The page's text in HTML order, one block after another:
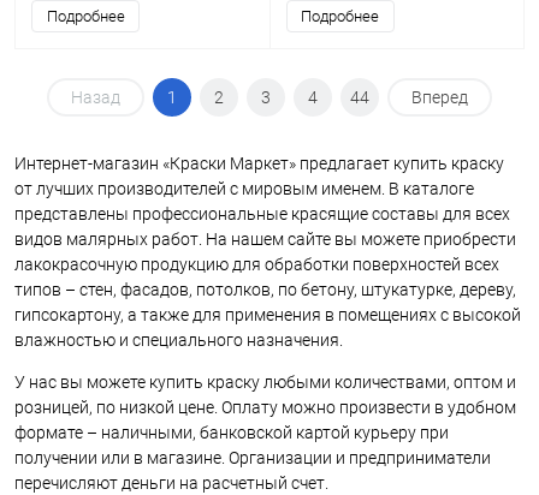
Подробнее Подробнее
Назад 1 2 3 4 44 Вперед
Интернет-магазин «Краски Маркет» предлагает купить краску
от лучших производителей с мировым именем. В каталоге
представлены профессиональные красящие составы для всех
видов малярных работ. На нашем сайте вы можете приобрести
лакокрасочную продукцию для обработки поверхностей всех
типов – стен, фасадов, потолков, по бетону, штукатурке, дереву,
гипсокартону, а также для применения в помещениях с высокой
влажностью и специального назначения.
У нас вы можете купить краску любыми количествами, оптом и
розницей, по низкой цене. Оплату можно произвести в удобном
формате – наличными, банковской картой курьеру при
получении или в магазине. Организации и предприниматели
перечисляют деньги на расчетный счет.